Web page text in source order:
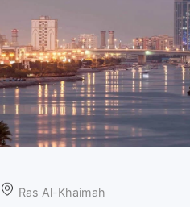
Ras Al-Khaimah